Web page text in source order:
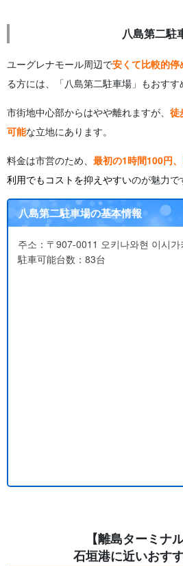
八島第二駐
ユーグレナモール周辺で安くて比較的
る方には、「八島第二駐車場」もおすす
市街地中心部からはやや離れますが、 徒
可能な立地にあります。
料金は市営のため、 最初の1時間100円
利用でもコストを抑えやすいのが魅力で
八島第二駐車場の基本情報
주소：〒907-0011 오키나와현 이시
駐車可能台数：83台
【離島ターミナ
石垣港に近いおす